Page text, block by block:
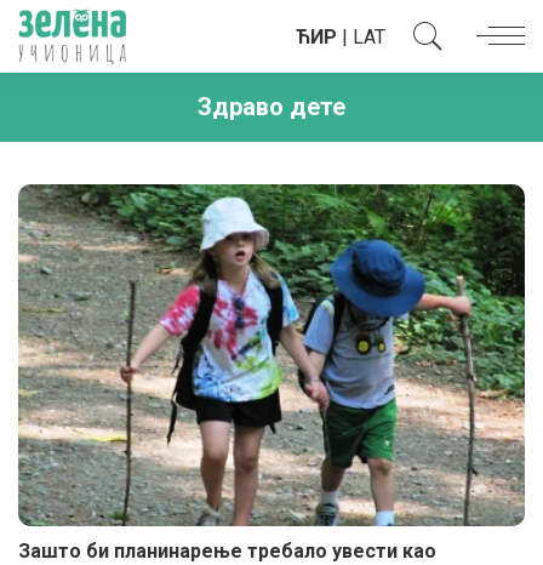
ЋИР | LAT
Здраво дете
Зашто би планинарење требало увести као